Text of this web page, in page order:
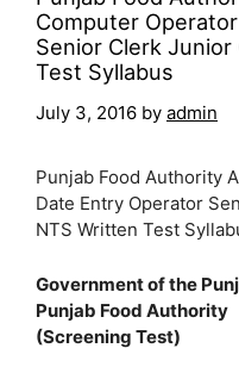
Computer
Senior Clerk
Test Syllabus
July 3, 2016 by admin
Punjab Food Authority
Date Entry Operator
NTS Written Test
Government of the
Punjab Food Authority
(Screening Test)